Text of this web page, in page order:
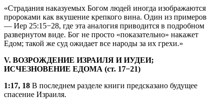
«Страдания наказуемых Богом людей иногда изображаются
пророками как вкушение крепкого вина. Один из примеров
— Иер 25:15−28, где эта аналогия приводится в подробном
развернутом виде. Бог не просто «показательно» накажет
Едом; такой же суд ожидает все народы за их грехи.»
V. ВОЗРОЖДЕНИЕ ИЗРАИЛЯ И ИУДЕИ;
ИСЧЕЗНОВЕНИЕ ЕДОМА (ст. 17−21)
1:17, 18 В последнем разделе книги предсказано будущее
спасение Израиля.